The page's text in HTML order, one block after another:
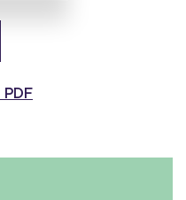
PDF